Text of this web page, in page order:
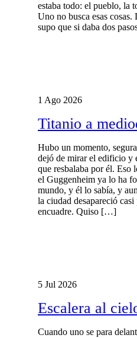
estaba todo: el pueblo, la
Uno no busca esas cosas.
supo que si daba dos
1 Ago 2026
Titanio a
Hubo un momento,
dejó de mirar el edificio y
que resbalaba por él. Eso
el Guggenheim ya lo ha
mundo, y él lo sabía, y
la ciudad desapareció
encuadre. Quiso […]
5 Jul 2026
Escalera al
Cuando uno se para